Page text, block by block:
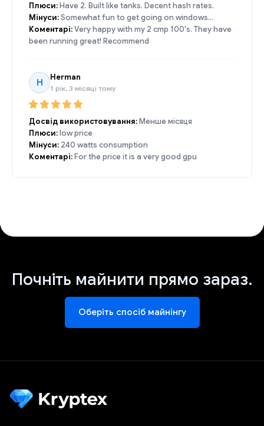
Плюси:Have 2. Built like tanks. Decent hash rates.
Мінуси:Somewhat fun to get going on windows...
Коментарі:Very happy with my 2 cmp 100's. They have
been running great! Recommend
H
Herman
1 рік, 3 місяці тому
Досвід використовування:Менше місяця
Плюси:low price
Мінуси: 240 watts consumption
Коментарі:For the price it is a very good gpu
Почніть майнити прямо зараз.
Оберіть спосіб майнінгу